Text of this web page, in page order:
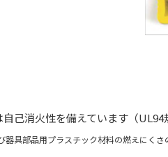
己消火性を備えています（
器具部品用プラスチック材料の燃えにくさ